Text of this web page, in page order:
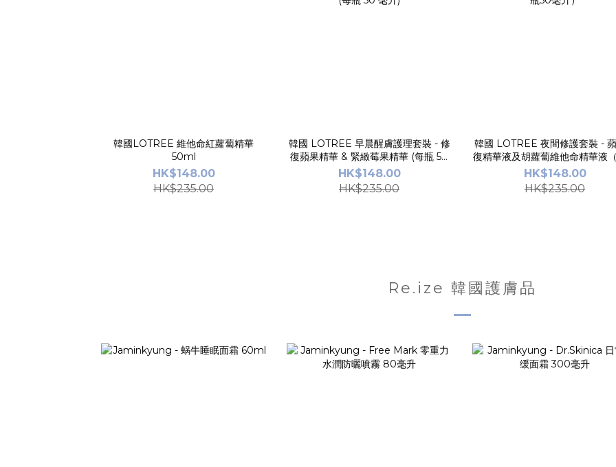
韓國LOTREE 維他命紅蘿蔔精華
50ml
HK$148.00
HK$235.00
韓國 LOTREE 早晨醒膚護理套裝 - 修
復蘋果精華 & 緊緻莓果精華 (每瓶 50
毫升)
HK$148.00
HK$235.00
韓國 LOTREE 夜間修護套裝 -
復精華液及胡蘿蔔維他命精華液（
50毫升）
HK$148.00
HK$235.00
Re.ize 韓國護膚品